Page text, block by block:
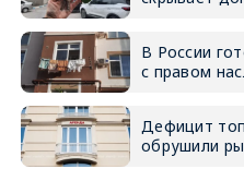
В России
с правом
Дефицит
обрушили